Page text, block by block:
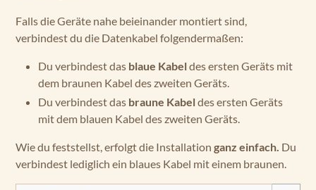
Falls die Geräte nahe beieinander montiert sind,
verbindest du die Datenkabel folgendermaßen:
Du verbindest das blaue Kabeldes ersten Geräts mit
dem braunen Kabel des zweiten Geräts.
Du verbindest das braune Kabeldes ersten Geräts
mit dem blauen Kabel des zweiten Geräts.
Wie du feststellst, erfolgt die Installation ganz einfach. Du
verbindest lediglich ein blaues Kabel mit einem braunen.